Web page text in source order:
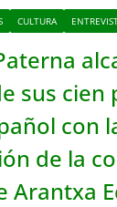
CULTURA
sus cien
con
de la
Arantxa